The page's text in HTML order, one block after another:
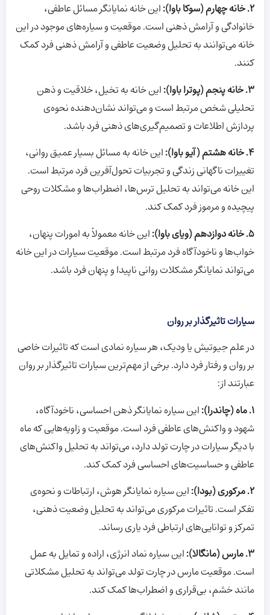
2. خانه چهارم (سوکا باوا):
این خانه نمایانگر مسائل عاطفی،
خانوادگی و آرامش ذهنی است. موقعیت و سیاره‌های موجود در این
خانه می‌توانند به تحلیل وضعیت عاطفی و آرامش ذهنی فرد کمک
کنند.
3. خانه پنجم (پوترا باوا):
این خانه به تخیل، خلاقیت و ذهن
تحلیلی شخص مرتبط است و می‌تواند نشان‌دهنده نحوه‌ی
پردازش اطلاعات و تصمیم‌گیری‌های ذهنی فرد باشد.
4. خانه هشتم (آیو باوا):
این خانه به مسائل بسیار عمیق روانی،
تغییرات ناگهانی زندگی و تجربیات تحول‌آفرین فرد مرتبط است.
این خانه می‌تواند به تحلیل ترس‌ها، اضطراب‌ها و مشکلات روحی
پیچیده و مرموز فرد کمک کند.
5. خانه دوازدهم (ویای باوا):
این خانه معمولاً به امورات پنهان،
خواب‌ها و ناخودآگاه فرد مرتبط است. موقعیت سیارات در این خانه
می‌تواند نمایانگر مشکلات روانی ناپیدا و پنهان فرد باشد.
سیارات تاثیرگذار بر روان
در علم جیوتیش یا ودیک، هر سیاره نمادی است که تاثیرات خاصی
بر روان و رفتار فرد دارد. برخی از مهم‌ترین سیارات تاثیرگذار بر روان
عبارتند از:
1. ماه (چاندرا):
این سیاره نمایانگر ذهن احساسی، ناخودآگاه،
شهود و واکنش‌های عاطفی فرد است. موقعیت و زاویه‌هایی که ماه
با دیگر سیارات در چارت تولد دارد، می‌تواند به تحلیل واکنش‌های
عاطفی و حساسیت‌های احساسی فرد کمک کند.
2. مرکوری (بودا):
این سیاره نمایانگر هوش، ارتباطات و نحوه‌ی
تفکر است. تاثیرات مرکوری می‌تواند به تحلیل وضعیت ذهنی،
تمرکز و توانایی‌های ارتباطی فرد یاری رساند.
3. مارس (مانگالا):
این سیاره نماد انرژی، اراده و تمایل به عمل
است. موقعیت مارس در چارت تولد می‌تواند به تحلیل مشکلاتی
مانند خشم، بی‌قراری و اضطراب‌ها کمک کند.